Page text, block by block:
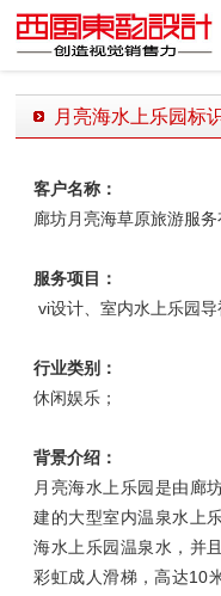
创造
月亮海水上乐园标
客户名称：
廊坊月亮海草原旅游服务
服务项目：
vi设计、室内水上乐园导
行业类别：
休闲娱乐；
背景介绍：
月亮海水上乐园是由廊
建的大型室内温泉水上
海水上乐园温泉水，并
彩虹成人滑梯，高达10